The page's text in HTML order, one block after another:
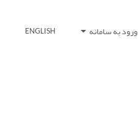
ورود به سامانه ENGLISH